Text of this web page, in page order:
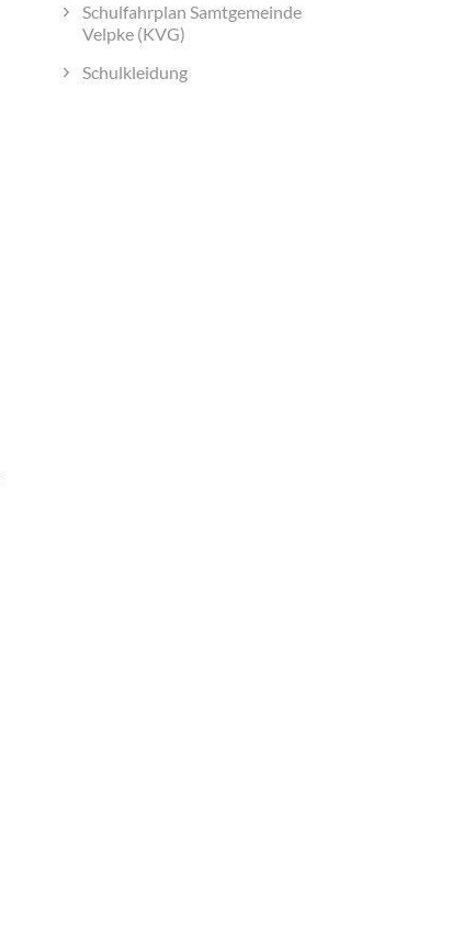
Schulfahrplan Samtgemeinde
Velpke (KVG)
Schulkleidung